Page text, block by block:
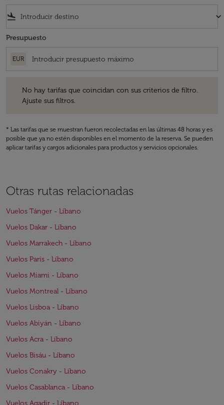
flight_land keyboard_arrow_down
Presupuesto
EUR
No hay tarifas que coincidan con sus criterios de filtro.
Ajuste sus filtros.
* Las tarifas que se muestran fueron recolectadas en las últimas 48 horas y es
posible que ya no estén disponibles en el momento de la reserva. Se pueden
aplicar tarifas y cargos adicionales para productos y servicios opcionales.
Otras rutas relacionadas
Vuelos Tánger - Líbano
Vuelos Dakar - Líbano
Vuelos Marrakech - Líbano
Vuelos París - Líbano
Vuelos Miami - Líbano
Vuelos Montreal - Líbano
Vuelos Lisboa - Líbano
Vuelos Abiyán - Líbano
Vuelos Acra - Líbano
Vuelos Bisáu - Líbano
Vuelos Conakry - Líbano
Vuelos Casablanca - Líbano
Vuelos Agadir - Líbano